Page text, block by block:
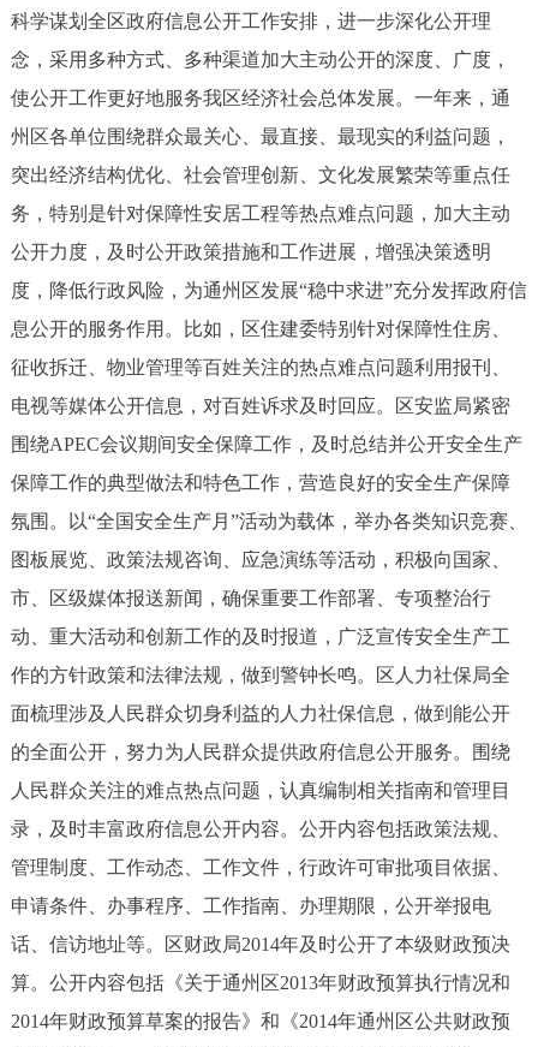
走进北京
绿色北京 图说北京 视频北京
多语种
FRANÇAIS РУССКИЙ ЯЗЫК
ESPAÑOL العربية PORTUGUÊS
ITALIANO
回到顶部
科学谋划全区政府信息公开工作安排，进一步深化公开理
念，采用多种方式、多种渠道加大主动公开的深度、广度，
使公开工作更好地服务我区经济社会总体发展。一年来，通
州区各单位围绕群众最关心、最直接、最现实的利益问题，
突出经济结构优化、社会管理创新、文化发展繁荣等重点任
务，特别是针对保障性安居工程等热点难点问题，加大主动
公开力度，及时公开政策措施和工作进展，增强决策透明
度，降低行政风险，为通州区发展“稳中求进”充分发挥政府信
息公开的服务作用。比如，区住建委特别针对保障性住房、
征收拆迁、物业管理等百姓关注的热点难点问题利用报刊、
电视等媒体公开信息，对百姓诉求及时回应。区安监局紧密
围绕APEC会议期间安全保障工作，及时总结并公开安全生产
保障工作的典型做法和特色工作，营造良好的安全生产保障
氛围。以“全国安全生产月”活动为载体，举办各类知识竞赛、
图板展览、政策法规咨询、应急演练等活动，积极向国家、
市、区级媒体报送新闻，确保重要工作部署、专项整治行
动、重大活动和创新工作的及时报道，广泛宣传安全生产工
作的方针政策和法律法规，做到警钟长鸣。区人力社保局全
面梳理涉及人民群众切身利益的人力社保信息，做到能公开
的全面公开，努力为人民群众提供政府信息公开服务。围绕
人民群众关注的难点热点问题，认真编制相关指南和管理目
录，及时丰富政府信息公开内容。公开内容包括政策法规、
管理制度、工作动态、工作文件，行政许可审批项目依据、
申请条件、办事程序、工作指南、办理期限，公开举报电
话、信访地址等。区财政局2014年及时公开了本级财政预决
算。公开内容包括《关于通州区2013年财政预算执行情况和
2014年财政预算草案的报告》和《2014年通州区公共财政预